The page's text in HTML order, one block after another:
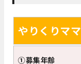
やりくりママ
①募集年齢